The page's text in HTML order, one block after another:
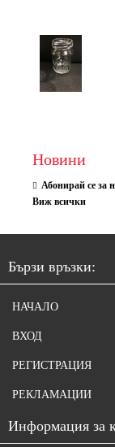
Новини
Абонирай се за
Виж всички
Бързи връзки:
НАЧАЛО
ВХОД
РЕГИСТРАЦИЯ
РЕКЛАМАЦИИ
Информация за